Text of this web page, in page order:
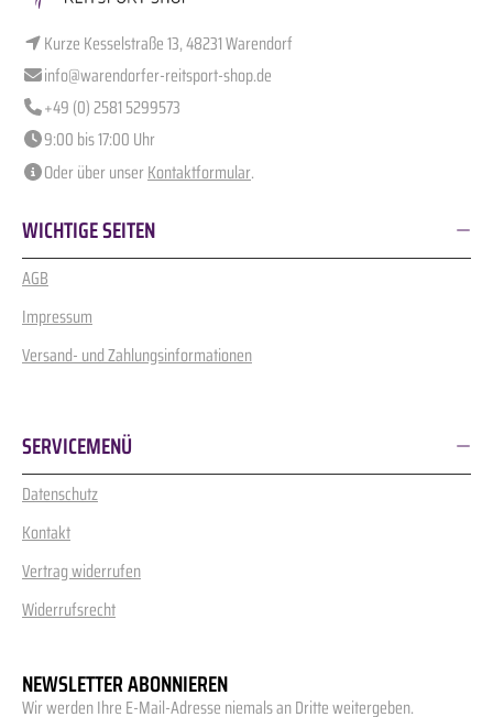
Kurze Kesselstraße 13, 48231 Warendorf
info@warendorfer-reitsport-shop.de
+49 (0) 2581 5299573
9:00 bis 17:00 Uhr
Oder über unserKontaktformular.
WICHTIGE SEITEN
AGB
Impressum
Versand- und Zahlungsinformationen
SERVICEMENÜ
Datenschutz
Kontakt
Vertrag widerrufen
Widerrufsrecht
NEWSLETTER ABONNIEREN
Wir werden Ihre E-Mail-Adresse niemals an Dritte weitergeben.